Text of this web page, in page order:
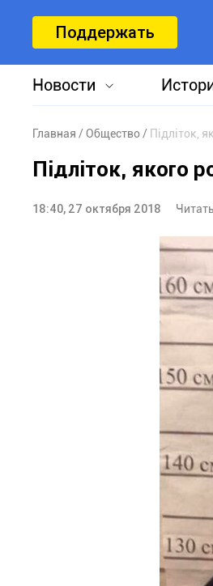
Поддержать
Новости
Главная Общество Підліток,
Підліток, якого
18:40, 27 октября 2018 Читать